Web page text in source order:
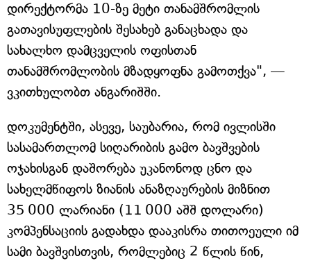
დირექტორმა 10-ზე მეტი თანამშრომლის
გათავისუფლების შესახებ განაცხადა და
სახალხო დამცველის ოფისთან
თანამშრომლობის მზადყოფნა გამოთქვა", —
ვკითხულობთ ანგარიშში.
დოკუმენტში, ასევე, საუბარია, რომ ივლისში
სასამართლომ სიღარიბის გამო ბავშვების
ოჯახისგან დაშორება უკანონოდ ცნო და
სახელმწიფოს ზიანის ანაზღაურების მიზნით
35 000 ლარიანი (11 000 აშშ დოლარი)
კომპენსაციის გადახდა დააკისრა თითოეული იმ
სამი ბავშვისთვის, რომლებიც 2 წლის წინ,